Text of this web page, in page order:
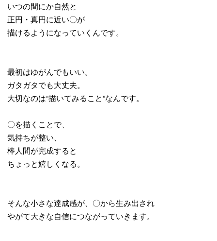
いつの間にか自然と
正円・真円に近い〇が
描けるようになっていくんです。
最初はゆがんでもいい。
ガタガタでも大丈夫。
大切なのは“描いてみること”なんです。
〇を描くことで、
気持ちが整い、
棒人間が完成すると
ちょっと嬉しくなる。
そんな小さな達成感が、〇から生み出され
やがて大きな自信につながっていきます。